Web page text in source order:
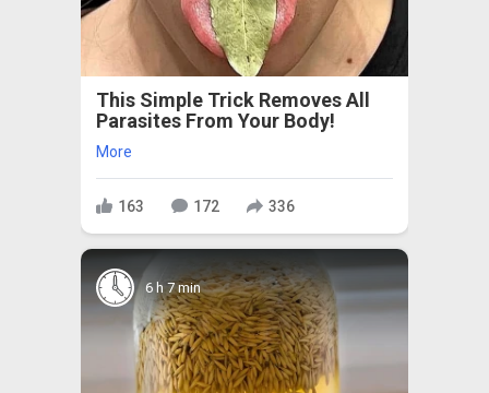
This Simple Trick Removes All
Parasites From Your Body!
More
163 172 336
6 h 7 min